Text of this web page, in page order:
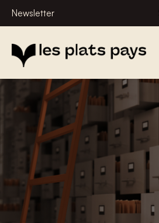
Newsletter